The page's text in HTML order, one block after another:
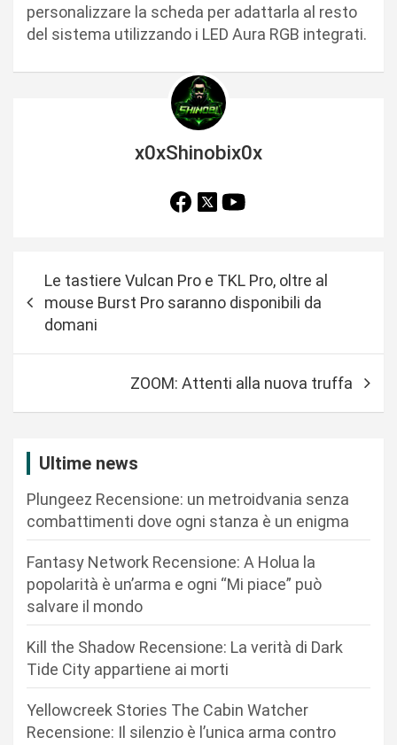
personalizzare la scheda per adattarla al resto
del sistema utilizzando i LED Aura RGB integrati.
x0xShinobix0x
i
a
Le tastiere Vulcan Pro e TKL Pro, oltre al
mouse Burst Pro saranno disponibili da
domani
ZOOM: Attenti alla nuova truffa
Ultime news
Plungeez Recensione: un metroidvania senza
combattimenti dove ogni stanza è un enigma
Fantasy Network Recensione: A Holua la
popolarità è un’arma e ogni “Mi piace” può
salvare il mondo
Kill the Shadow Recensione: La verità di Dark
Tide City appartiene ai morti
Yellowcreek Stories The Cabin Watcher
Recensione: Il silenzio è l’unica arma contro